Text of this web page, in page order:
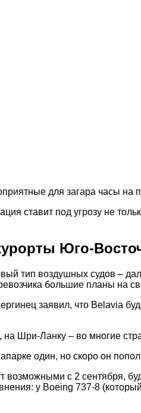
для загара часы
ставит под угрозу не
Юго-
тип воздушных судов –
большие планы на
заявил, что Belavia
Шри-Ланку – во многие
один, но скоро он
возможными с 2 сентября,
у Boeing 737-8